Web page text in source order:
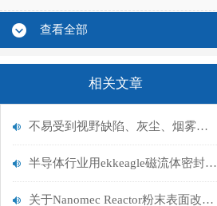
查看全部
相关文章
不易受到视野缺陷、灰尘、烟雾等的影响的双色辐射温度计L-2000系列介绍
半导体行业用ekkeagle磁流体密封件介绍
关于Nanomec Reactor粉末表面改性装置的运用